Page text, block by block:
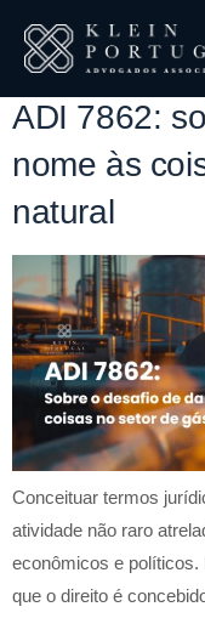
Tag:
ADI 7862:
nome às
natural
Conceituar termos
atividade não raro
econômicos e
que o direito é